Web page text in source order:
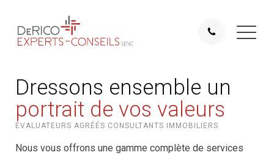
Dressons ensemble un
portrait de vos valeurs
ÉVALUATEURS AGRÉÉS CONSULTANTS IMMOBILIERS
Nous vous offrons une gamme complète de services